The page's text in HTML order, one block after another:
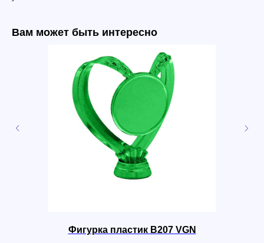
Вам может быть интересно
Фигурка пластик B207 VGN